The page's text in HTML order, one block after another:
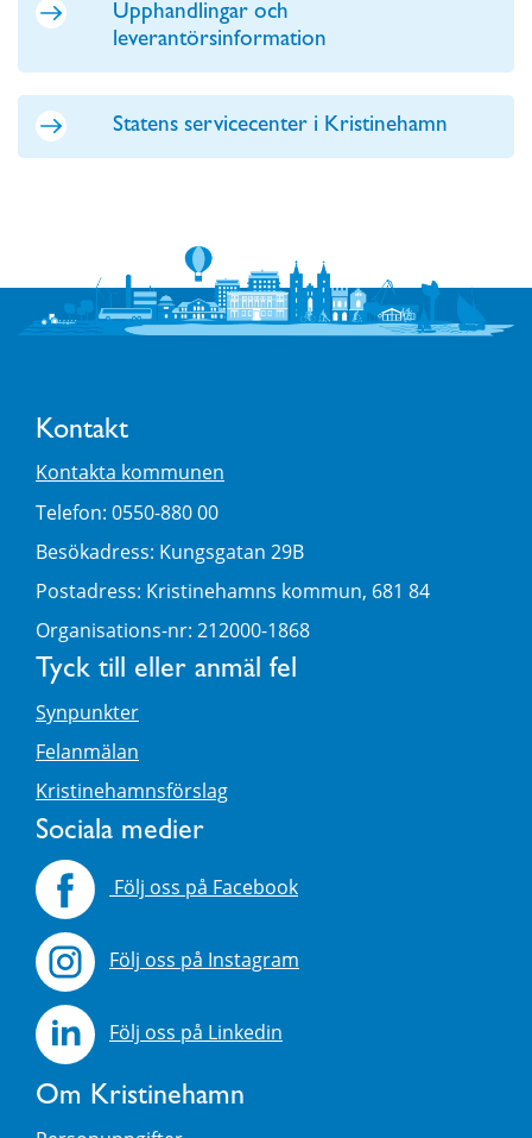
Upphandlingar och
leverantörsinformation
Statens servicecenter i Kristinehamn
Kontakt
Kontakta kommunen
Telefon: 0550-880 00
Besökadress: Kungsgatan 29B
Postadress: Kristinehamns kommun, 681 84
Organisations-nr: 212000-1868
Tyck till eller anmäl fel
Synpunkter
Felanmälan
Kristinehamnsförslag
Sociala medier
Följ oss på Facebook
Följ oss på Instagram
Följ oss på Linkedin
Om Kristinehamn